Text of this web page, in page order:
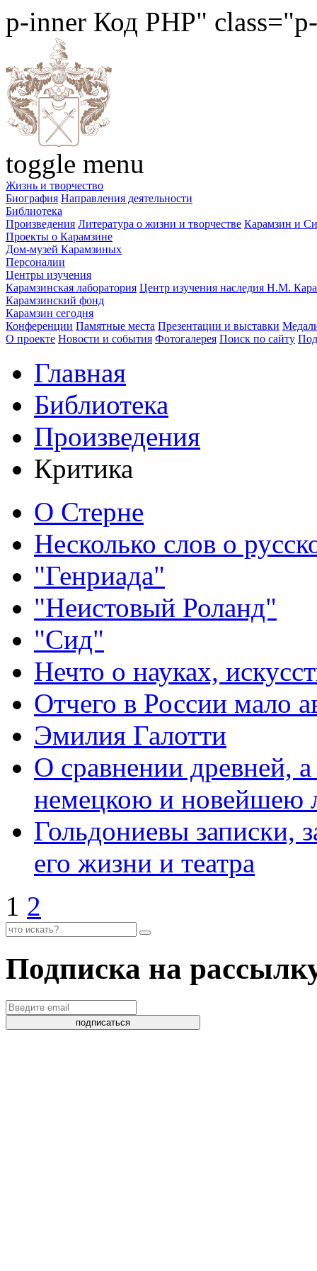
p-inner Код PHP"
toggle menu
Жизнь и творчество
Биография Направления деятельности
Библиотека
Произведения Литература о жизни и творчестве Карамзин и
Проекты о Карамзине
Дом-музей Карамзиных
Персоналии
Центры изучения
Карамзинская лаборатория Центр изучения наследия Н.М.
Карамзинский фонд
Карамзин сегодня
Конференции Памятные места Презентации и выставки
О проекте Новости и события Фотогалерея Поиск по сайту
Главная
Библиотека
Произведения
Критика
О Стерне
Несколько слов о
"Генриада"
"Неистовый Роланд"
"Сид"
Нечто о науках,
Отчего в России мало
Эмилия Галотти
О сравнении древней,
немецкою и новейшею
Гольдониевы записки,
его жизни и театра
1 2
Подписка на
подписаться